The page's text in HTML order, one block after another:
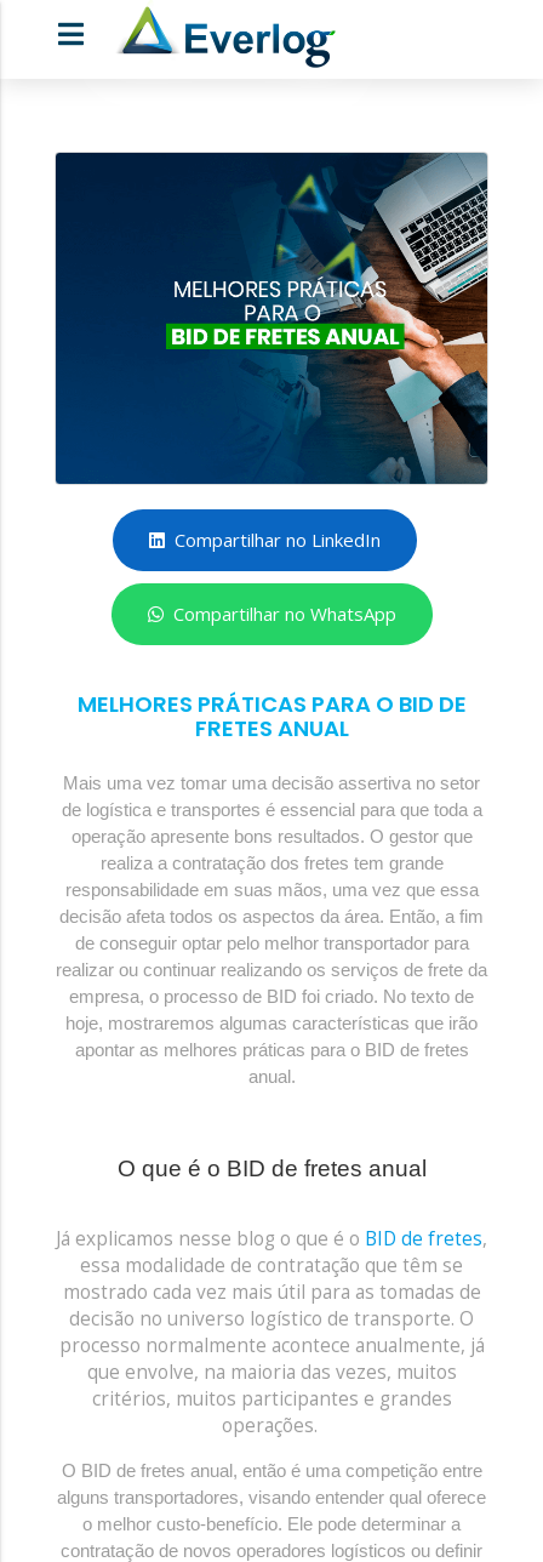
Compartilhar no LinkedIn
Compartilhar no WhatsApp
MELHORES PRÁTICAS PARA O BID DE
FRETES ANUAL
Mais uma vez tomar uma decisão assertiva no setor
de logística e transportes é essencial para que toda a
operação apresente bons resultados. O gestor que
realiza a contratação dos fretes tem grande
responsabilidade em suas mãos, uma vez que essa
decisão afeta todos os aspectos da área. Então, a fim
de conseguir optar pelo melhor transportador para
realizar ou continuar realizando os serviços de frete da
empresa, o processo de BID foi criado. No texto de
hoje, mostraremos algumas características que irão
apontar as melhores práticas para o BID de fretes
anual.
O que é o BID de fretes anual
Já explicamos nesse blog o que é o BID de fretes,
essa modalidade de contratação que têm se
mostrado cada vez mais útil para as tomadas de
decisão no universo logístico de transporte. O
processo normalmente acontece anualmente, já
que envolve, na maioria das vezes, muitos
critérios, muitos participantes e grandes
operações.
O BID de fretes anual, então é uma competição entre
alguns transportadores, visando entender qual oferece
o melhor custo-benefício. Ele pode determinar a
contratação de novos operadores logísticos ou definir